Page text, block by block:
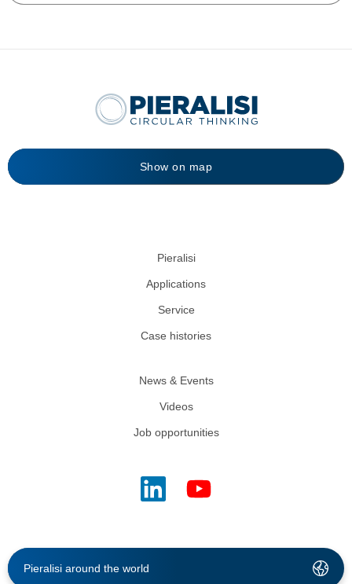
Show on map
Pieralisi
Applications
Service
Case histories
News & Events
Videos
Job opportunities
Pieralisi around the world